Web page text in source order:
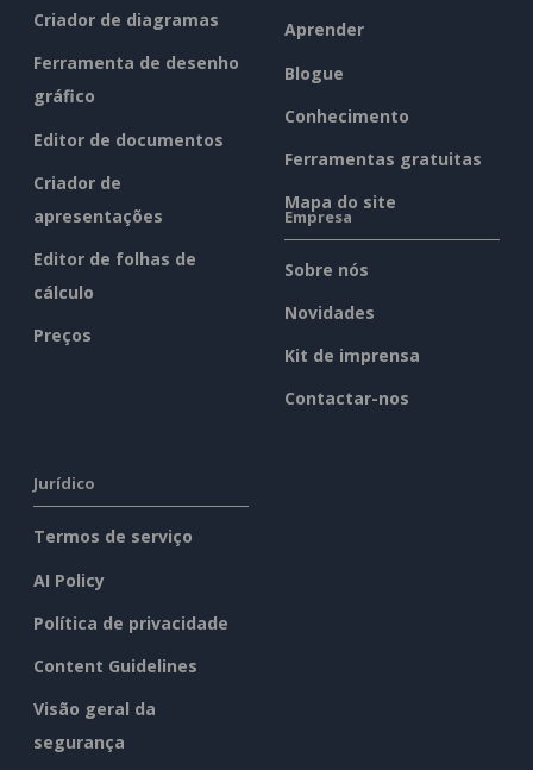
Criador de diagramas
Ferramenta de desenho
gráfico
Editor de documentos
Criador de
apresentações
Editor de folhas de
cálculo
Preços
Aprender
Blogue
Conhecimento
Ferramentas gratuitas
Mapa do site
Empresa
Sobre nós
Novidades
Kit de imprensa
Contactar-nos
Jurídico
Termos de serviço
AI Policy
Política de privacidade
Content Guidelines
Visão geral da
segurança